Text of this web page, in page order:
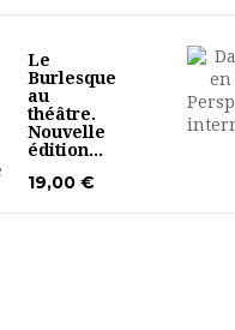
Le
Burlesque
au
théâtre.
Nouvelle
édition...
19,00 €